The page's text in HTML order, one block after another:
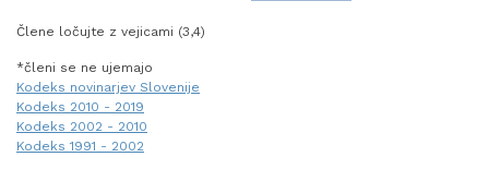
Člene ločujte z vejicami (3,4)
*členi se ne ujemajo
Kodeks novinarjev Slovenije
Kodeks 2010 - 2019
Kodeks 2002 - 2010
Kodeks 1991 - 2002